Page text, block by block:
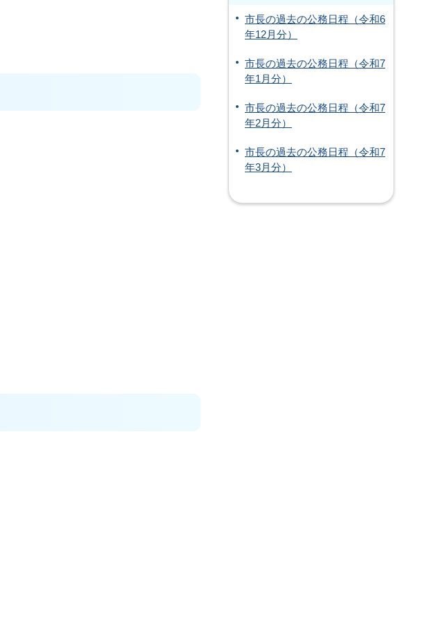
市長の過去の公務日程（令和6
年12月分）
市長の過去の公務日程（令和7
年1月分）
市長の過去の公務日程（令和7
年2月分）
市長の過去の公務日程（令和7
年3月分）